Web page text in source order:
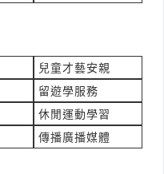
立即報價
兒童才藝安親
留遊學服務
休閒運動學習
傳播廣播媒體